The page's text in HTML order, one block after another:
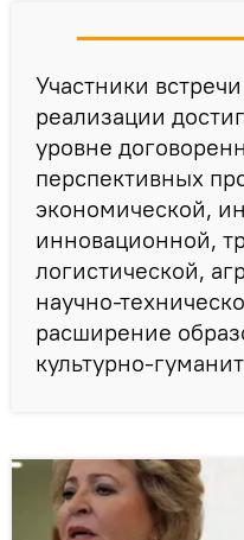
Участники
реализации
уровне
перспективных
экономической,
инновационной,
логистической,
научно-
расширение
культурно-